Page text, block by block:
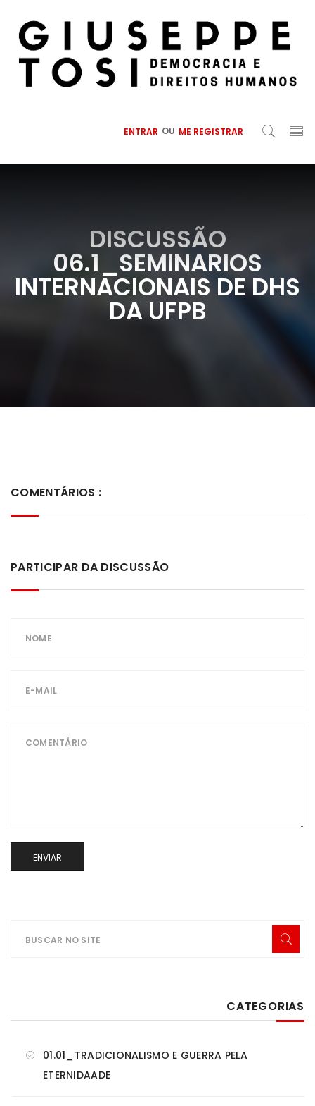
ENTRAR OU ME REGISTRAR
DISCUSSÃO
06.1_SEMINARIOS
INTERNACIONAIS DE DHS
DA UFPB
COMENTÁRIOS :
PARTICIPAR DA DISCUSSÃO
ENVIAR
CATEGORIAS
01.01_TRADICIONALISMO E GUERRA PELA
ETERNIDAADE